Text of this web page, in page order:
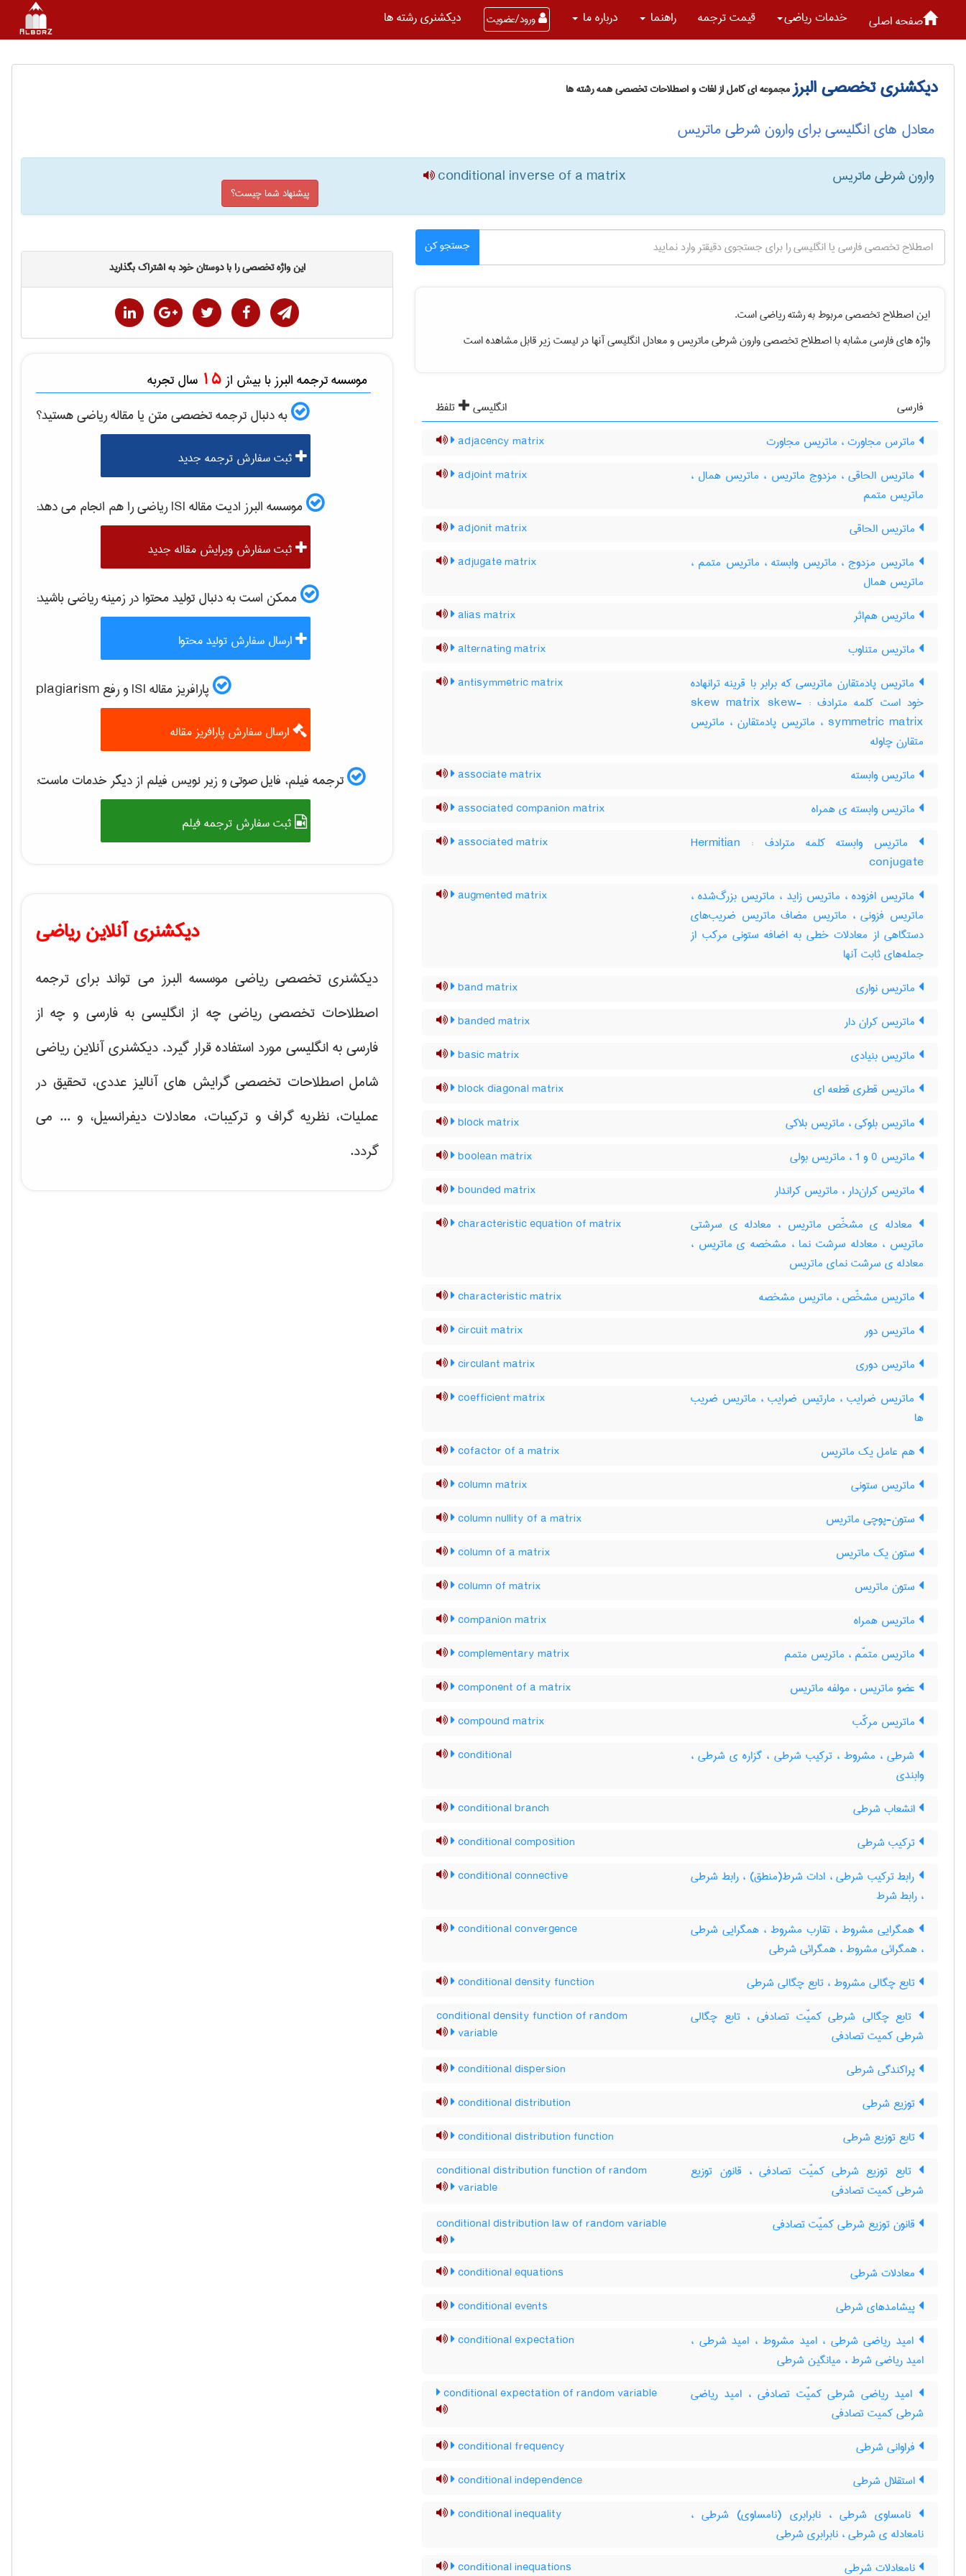
صفحه اصلی خدمات رياضی قیمت ترجمه راهنما درباره ما ورود/عضویت دیکشنری رشته ها
دیکشنری تخصصی البرزمجموعه ای کامل از لغات و اصطلاحات تخصصی همه رشته ها
معادل های انگلیسی برای وارون شرطی ماتریس
وارون شرطی ماتریس conditional inverse of a matrix
پیشنهاد شما چیست؟
جستجو کن
این اصطلاح تخصصی مربوط به رشتهرياضیاست.
واژه های فارسی مشابه با اصطلاح تخصصیوارون شرطی ماتریسو معادل انگلیسی آنها در لیست زیر قابل مشاهده است
فارسی انگلیسی
تلفظ
ماترس مجاورت ، ماتریس مجاورت
adjacency matrix
ماتریس الحاقی ، مزدوج ماتریس ، ماتریس همال ،
ماتریس متمم
adjoint matrix
ماتریس الحاقی adjonit matrix
ماتریس مزدوج ، ماتریس وابسته ، ماتریس متمم ،
ماتریس همال
adjugate matrix
ماتریس هم‌اثر alias matrix
ماتریس متناوب alternating matrix
ماتریس پادمتقارن ماتریسی که برابر با قرینه ترانهاده
خود است کلمه مترادف : skew matrix skew-
symmetric matrix ، ماتریس پادمتقارن ، ماتریس
متقارن چاوله
antisymmetric matrix
ماتریس وابسته associate matrix
ماتریس وابسته ی همراه associated companion matrix
ماتریس وابسته کلمه مترادف : Hermitian
conjugate
associated matrix
ماتریس افزوده ، ماتریس زاید ، ماتریس بزرگ‌شده ،
ماتریس فزونی ، ماتریس مضاف ماتریس ضریب‌های
دستگاهی از معادلات خطی به اضافه ستونی مرکب از
جمله‌های ثابت آنها
augmented matrix
ماتریس نواری band matrix
ماتریس کران دار banded matrix
ماتریس بنیادی basic matrix
ماتریس قطری قطعه ای block diagonal matrix
ماتریس بلوکی ، ماتریس بلاکی block matrix
ماتریس 0 و 1 ، ماتریس بولی boolean matrix
ماتریس کران‌دار ، ماتریس کراندار bounded matrix
معادله ی مشخّص ماتریس ، معادله ی سرشتی
ماتریس ، معادله سرشت نما ، مشخصه ی ماتریس ،
معادله ی سرشت نمای ماتریس
characteristic equation of matrix
ماتریس مشخّص ، ماتریس مشخصه characteristic matrix
ماتریس دور circuit matrix
ماتریس دوری circulant matrix
ماتریس ضرایب ، مارتیس ضرایب ، ماتریس ضریب
ها
coefficient matrix
هم عامل یک ماتریس cofactor of a matrix
ماتریس ستونی column matrix
ستون-پوچی ماتریس column nullity of a matrix
ستون یک ماتریس column of a matrix
ستون ماتریس column of matrix
ماتریس همراه companion matrix
ماتریس متمّم ، ماتریس متمم complementary matrix
عضو ماتریس ، مولفه ماتریس component of a matrix
ماتریس مرکّب compound matrix
شرطی ، مشروط ، ترکیب شرطی ، گزاره ی شرطی ،
وابندی
conditional
انشعاب شرطی conditional branch
ترکیب شرطی conditional composition
رابط ترکیب شرطی ، ادات شرط(منطق) ، رابط شرطی
، رابط شرط
conditional connective
همگرایی مشروط ، تقارب مشروط ، همگرایی شرطی
، همگرائی مشروط ، همگرائی شرطی
conditional convergence
تابع چگالی مشروط ، تابع چگالی شرطی conditional density function
تابع چگالی شرطی کمیّت تصادفی ، تابع چگالی
شرطی کمیت تصادفی
conditional density function of random
variable
پراکندگی شرطی conditional dispersion
توزیع شرطی conditional distribution
تابع توزیع شرطی conditional distribution function
تابع توزیع شرطی کمیّت تصادفی ، قانون توزیع
شرطی کمیت تصادفی
conditional distribution function of random
variable
قانون توزیع شرطی کمیّت تصادفی conditional distribution law of random variable
معادلات شرطی conditional equations
پیشامدهای شرطی conditional events
امید ریاضی شرطی ، امید مشروط ، امید شرطی ،
امید ریاضی شرط ، میانگین شرطی
conditional expectation
امید ریاضی شرطی کمیّت تصادفی ، امید ریاضی
شرطی کمیت تصادفی
conditional expectation of random variable
فراوانی شرطی conditional frequency
استقلال شرطی conditional independence
نامساوی شرطی ، نابرابری (نامساوی) شرطی ،
نامعادله ی شرطی ، نابرابری شرطی
conditional inequality
نامعادلات شرطی conditional inequations
این واژه تخصصی را با دوستان خود به اشتراک بگذارید
موسسه ترجمه البرز با بیش از 15 سال تجربه
به دنبال ترجمه تخصصی متن یا مقالهرياضیهستید؟
ثبت سفارش ترجمه جدید
موسسه البرز ادیت مقاله ISI رياضیرا هم انجام می دهد:
ثبت سفارش ویرایش مقاله جدید
ممکن است به دنبال تولید محتوا در زمینهرياضیباشید:
ارسال سفارش تولید محتوا
پارافریز مقاله ISI و رفع plagiarism
ارسال سفارش پارافریز مقاله
ترجمه فیلم، فایل صوتی و زیر نویس فیلم از دیگر خدمات ماست:
ثبت سفارش ترجمه فیلم
دیکشنری آنلاین ریاضی
دیکشنری تخصصی ریاضی موسسه البرز می تواند برای ترجمه
اصطلاحات تخصصی ریاضی چه از انگلیسی به فارسی و چه از
فارسی به انگلیسی مورد استفاده قرار گیرد. دیکشنری آنلاین ریاضی
شامل اصطلاحات تخصصی گرایش هایآنالیز عددی، تحقیق در
عملیات، نظریه گراف و تركیبات، معادلات دیفرانسیل، و ... می
گردد.